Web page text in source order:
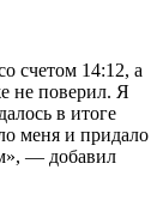
счетом 14:12, а
не поверил. Я
в итоге
меня и придало
— добавил